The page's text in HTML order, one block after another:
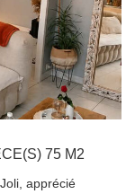
75 M2
apprécié